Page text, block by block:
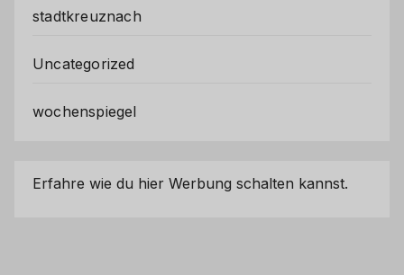
stadtkreuznach
Uncategorized
wochenspiegel
Erfahre wie du hier Werbung schalten kannst.